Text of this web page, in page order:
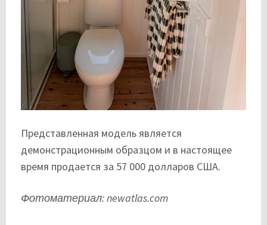
Представленная модель является
демонстрационным образцом и в настоящее
время продается за 57 000 долларов США.
Фотоматериал: newatlas.com